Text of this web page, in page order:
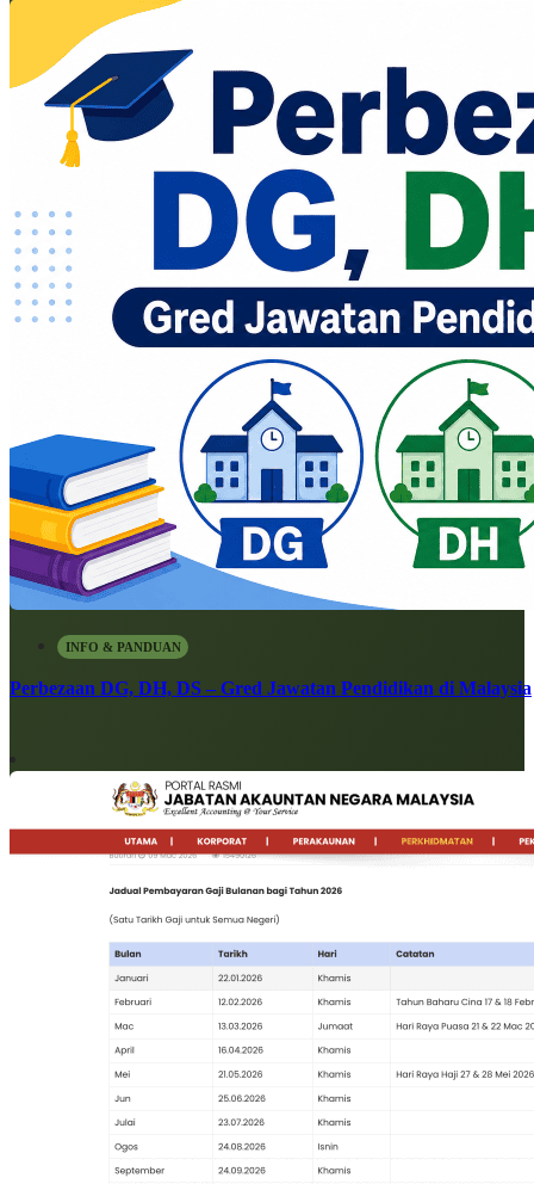
INFO & PANDUAN
Perbezaan DG, DH, DS – Gred Jawatan Pendidikan di Malaysia